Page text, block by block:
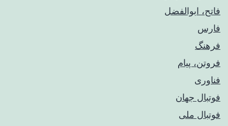
فاتح، ابوالفضل
فارس
فرهنگ
فروتن، پیام
فناوری
فوتبال جهان
فوتبال ملی